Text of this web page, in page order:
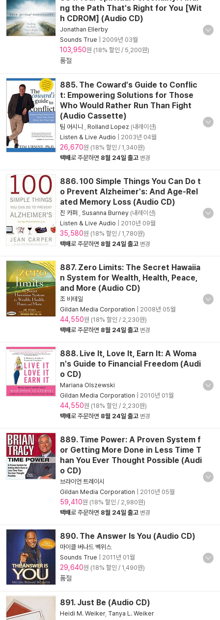
ng the Path That's Right for You [Wit
h CDROM] (Audio CD)
Jonathan Ellerby
Sounds True
2009년 03월
103,950원 (18% 할인 / 5,200원)
품절
885. The Coward's Guide to Conflic
t: Empowering Solutions for Those
Who Would Rather Run Than Fight
(Audio Cassette)
팀 어시니 Rolland Lopez (내레이션)
Listen & Live Audio
2003년 04월
26,670원 (18% 할인 / 1,340원)
택배로 주문하면 8월 24일 출고 변경
886. 100 Simple Things You Can Do t
o Prevent Alzheimer's: And Age-Rel
ated Memory Loss (Audio CD)
진 카퍼 Susanna Burney (내레이션)
Listen & Live Audio
2010년 09월
35,580원 (18% 할인 / 1,780원)
택배로 주문하면 8월 24일 출고 변경
887. Zero Limits: The Secret Hawaiia
n System for Wealth, Health, Peace,
and More (Audio CD)
조 비테일
Gildan Media Corporation
2008년 05월
44,550원 (18% 할인 / 2,230원)
택배로 주문하면 8월 24일 출고 변경
888. Live It, Love It, Earn It: A Woma
n's Guide to Financial Freedom (Audi
o CD)
Mariana Olszewski
Gildan Media Corporation
2010년 01월
44,550원 (18% 할인 / 2,230원)
택배로 주문하면 8월 24일 출고 변경
889. Time Power: A Proven System f
or Getting More Done in Less Time T
han You Ever Thought Possible (Audi
o CD)
브라이언 트레이시
Gildan Media Corporation
2010년 05월
59,410원 (18% 할인 / 2,980원)
택배로 주문하면 8월 24일 출고 변경
890. The Answer Is You (Audio CD)
마이클 버나드 벡위스
Sounds True
2011년 01월
29,640원 (18% 할인 / 1,490원)
품절
891. Just Be (Audio CD)
Heidi M. Weiker, Tanya L. Weiker